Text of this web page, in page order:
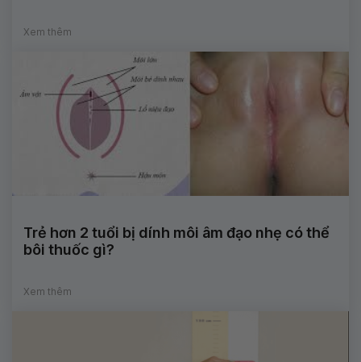
Xem thêm
Trẻ hơn 2 tuổi bị dính môi âm đạo nhẹ có thể
bôi thuốc gì?
Xem thêm